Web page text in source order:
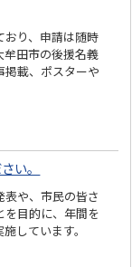
おり、申請は随時
牟田市の後援名義
掲載、ポスターや
い。
表や、市民の皆さ
を目的に、年間を
しています。